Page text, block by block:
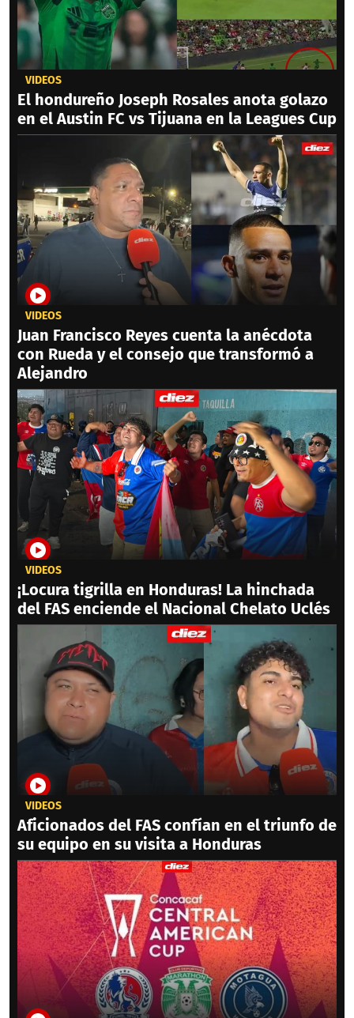
VIDEOS
El hondureño Joseph Rosales anota golazo
en el Austin FC vs Tijuana en la Leagues Cup
VIDEOS
Juan Francisco Reyes cuenta la anécdota
con Rueda y el consejo que transformó a
Alejandro
VIDEOS
¡Locura tigrilla en Honduras! La hinchada
del FAS enciende el Nacional Chelato Uclés
VIDEOS
Aficionados del FAS confían en el triunfo de
su equipo en su visita a Honduras